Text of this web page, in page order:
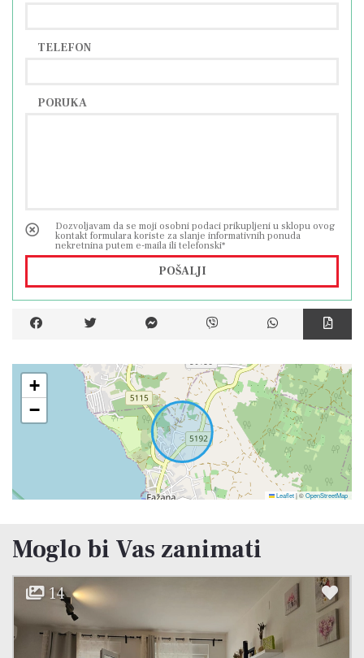
TELEFON
PORUKA
Dozvoljavam da se moji osobni podaci prikupljeni u sklopu ovog
kontakt formulara koriste za slanje informativnih ponuda
nekretnina putem e-maila ili telefonski*
POŠALJI
+
−
Leaflet|©OpenStreetMap
Moglo bi Vas zanimati
16